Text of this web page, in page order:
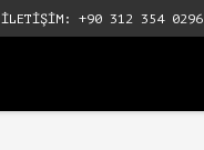
İLETİŞİM: +90 312 354 0296